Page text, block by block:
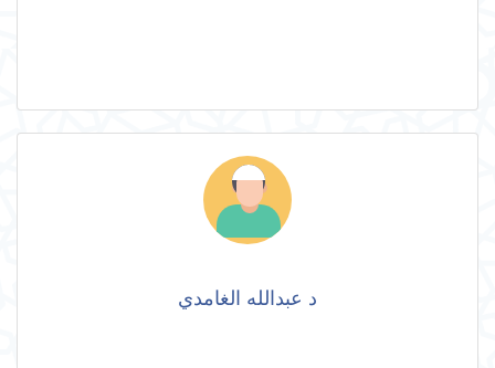
د عبدالله الغامدي